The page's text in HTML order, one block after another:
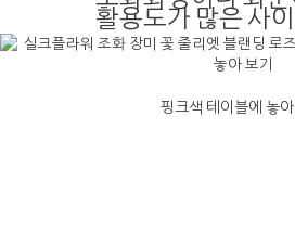
활용도가 많은 사
핑크색 테이블에 놓